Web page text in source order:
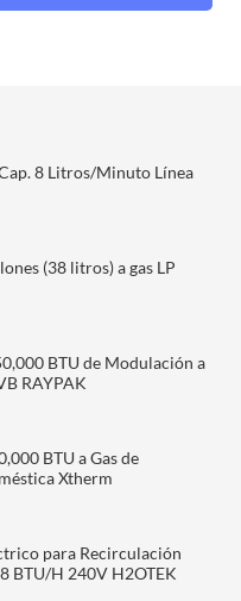
8 Litros/Minuto Línea
(38 litros) a gas LP
BTU de Modulación a
RAYPAK
BTU a Gas de
Xtherm
para Recirculación
BTU/H 240V H2OTEK